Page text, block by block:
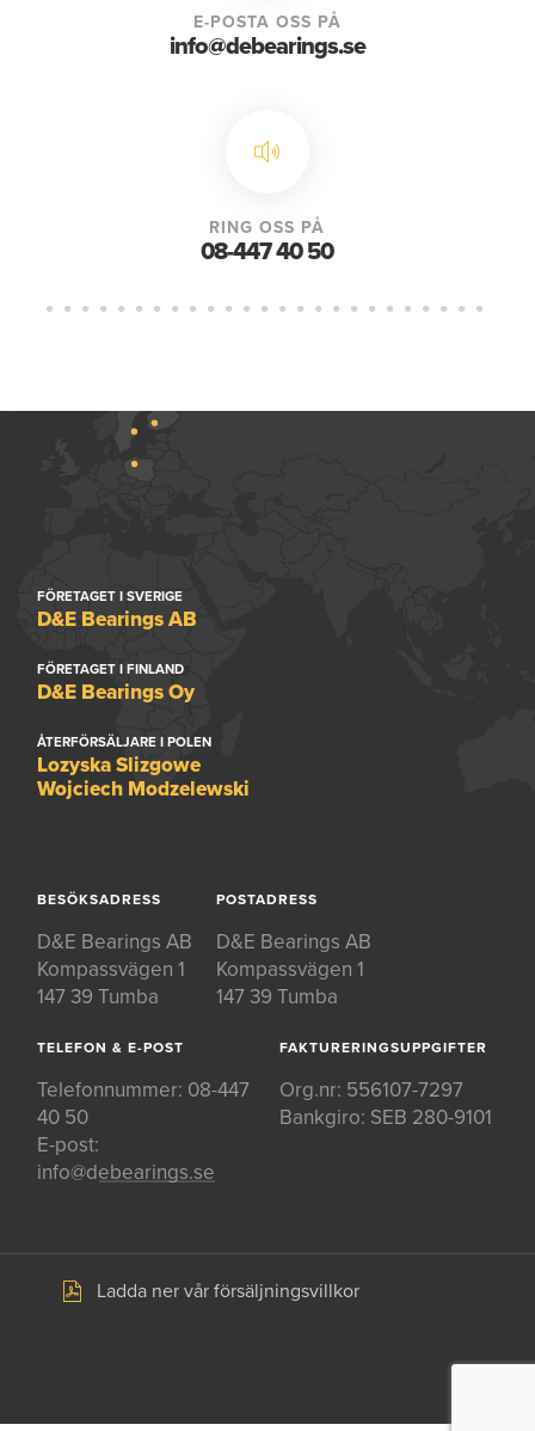
E-POSTA OSS PÅ
info@debearings.se
RING OSS PÅ
08-447 40 50
FÖRETAGET I SVERIGE
D&E Bearings AB
FÖRETAGET I FINLAND
D&E Bearings Oy
ÅTERFÖRSÄLJARE I POLEN
Lozyska Slizgowe
Wojciech Modzelewski
BESÖKSADRESS
D&E Bearings AB
Kompassvägen 1
147 39 Tumba
POSTADRESS
D&E Bearings AB
Kompassvägen 1
147 39 Tumba
TELEFON & E-POST
Telefonnummer: 08-447
40 50
E-post:
info@debearings.se
FAKTURERINGSUPPGIFTER
Org.nr: 556107-7297
Bankgiro: SEB 280-9101
Ladda ner vår försäljningsvillkor